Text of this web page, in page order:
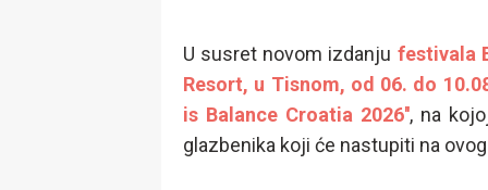
U susret novom izdanju festivala
Resort, u Tisnom, od 06. do
is Balance Croatia 2026'', na
glazbenika koji će nastupiti na